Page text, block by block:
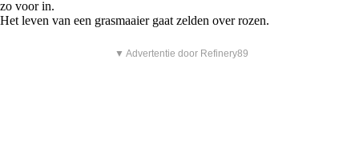
zo voor in.
Het leven van een grasmaaier gaat zelden over rozen.
▼ Advertentie door Refinery89